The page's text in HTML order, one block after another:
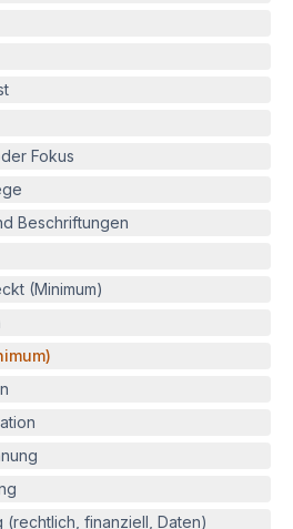
Fokus
Beschriftungen
(Minimum)
(rechtlich, finanziell, Daten)